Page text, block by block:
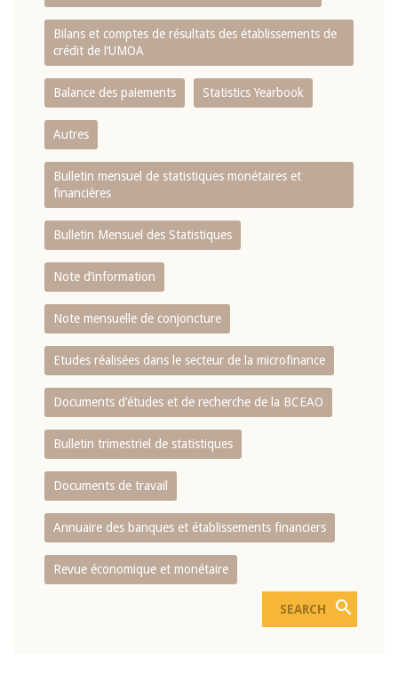
Bilans et comptes de résultats des établissements de
crédit de l‘UMOA
Balance des paiements Statistics Yearbook
Autres
Bulletin mensuel de statistiques monétaires et
financières
Bulletin Mensuel des Statistiques
Note d’information
Note mensuelle de conjoncture
Etudes réalisées dans le secteur de la microfinance
Documents d’études et de recherche de la BCEAO
Bulletin trimestriel de statistiques
Documents de travail
Annuaire des banques et établissements financiers
Revue économique et monétaire